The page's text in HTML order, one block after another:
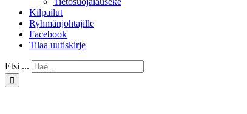
Kilpailut
Ryhmänjohtajille
Facebook
Tilaa uutiskirje
Etsi ...